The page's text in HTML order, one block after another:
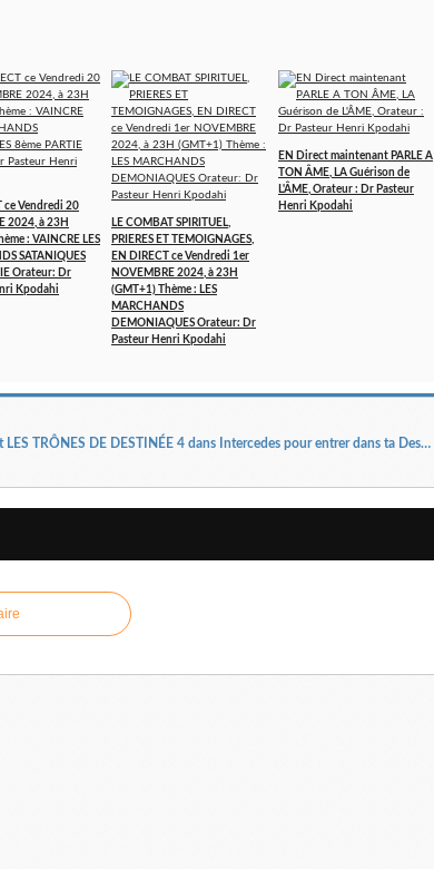
ce Vendredi 20
2024, à 23H
: VAINCRE LES
SATANIQUES
Orateur: Dr
Kpodahi
LE COMBAT SPIRITUEL,
PRIERES ET TEMOIGNAGES,
EN DIRECT ce Vendredi 1er
NOVEMBRE 2024, à 23H
(GMT+1) Thème : LES
MARCHANDS
DEMONIAQUES Orateur: Dr
Pasteur Henri Kpodahi
EN Direct maintenant PARLE A
TON ÂME, LA Guérison de
L'ÂME, Orateur : Dr Pasteur
Henri Kpodahi
En Direct maintenant LES TRÔNES DE DESTINÉE 4 dans Intercedes pour entrer dans ta Destinée Orateur : Dr Pasteur Henri Kpodahi Vendredi 25 Août 2023